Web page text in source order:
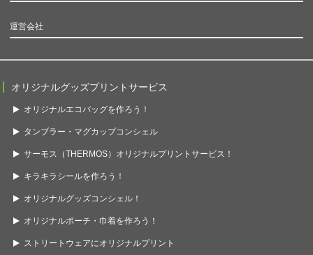
運営会社
オリジナルグッズプリントサービス
オリジナルエコバッグを作ろう！
タンブラー・マグカップコンシェル
サーモス（THERMOS）オリジナルプリントサービス！
キラキラシールを作ろう！
オリジナルグッズコンシェル！
オリジナルポーチ・巾着を作ろう！
ストリートウェアにオリジナルプリント